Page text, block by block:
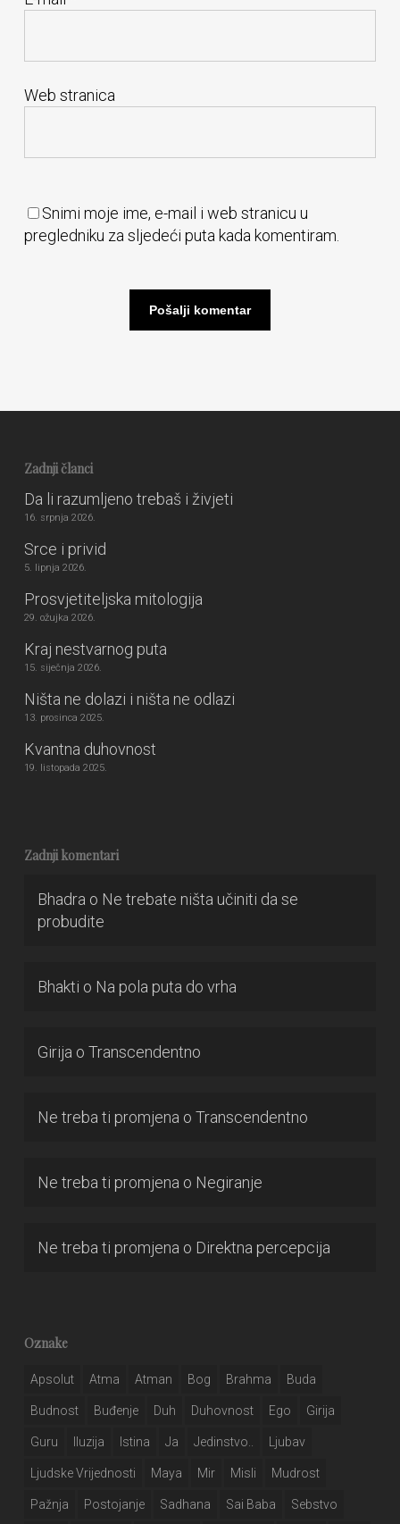
Web stranica
Snimi moje ime, e-mail i web stranicu u
pregledniku za sljedeći puta kada komentiram.
Zadnji članci
Da li razumljeno trebaš i živjeti
16. srpnja 2026.
Srce i privid
5. lipnja 2026.
Prosvjetiteljska mitologija
29. ožujka 2026.
Kraj nestvarnog puta
15. siječnja 2026.
Ništa ne dolazi i ništa ne odlazi
13. prosinca 2025.
Kvantna duhovnost
19. listopada 2025.
Zadnji komentari
Bhadra o Ne trebate ništa učiniti da se
probudite
Bhakti o Na pola puta do vrha
Girija o Transcendentno
Ne treba ti promjena o Transcendentno
Ne treba ti promjena o Negiranje
Ne treba ti promjena o Direktna percepcija
Oznake
Apsolut Atma Atman Bog Brahma Buda
Budnost Buđenje Duh Duhovnost Ego Girija
Guru Iluzija Istina Ja Jedinstvo.. Ljubav
Ljudske Vrijednosti Maya Mir Misli Mudrost
Pažnja Postojanje Sadhana Sai Baba Sebstvo